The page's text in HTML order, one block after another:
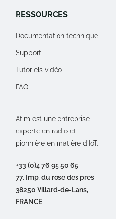
Atim est une entreprise
experte en radio et
pionnière en matière d'IoT.
+33 (0)4 76 95 50 65
77, Imp. du rosé des près
38250 Villard-de-Lans,
FRANCE
RESSOURCES
Documentation technique
Support
Tutoriels vidéo
FAQ